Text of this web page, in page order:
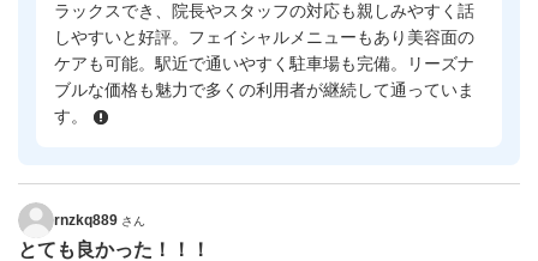
ラックスでき、院長やスタッフの対応も親しみやすく話
しやすいと好評。フェイシャルメニューもあり美容面の
ケアも可能。駅近で通いやすく駐車場も完備。リーズナ
ブルな価格も魅力で多くの利用者が継続して通っていま
す。
rnzkq889 さん
とても良かった！！！